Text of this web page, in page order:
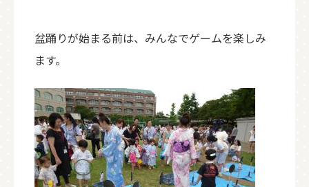
盆踊りが始まる前は、みんなでゲームを楽しみ
ます。